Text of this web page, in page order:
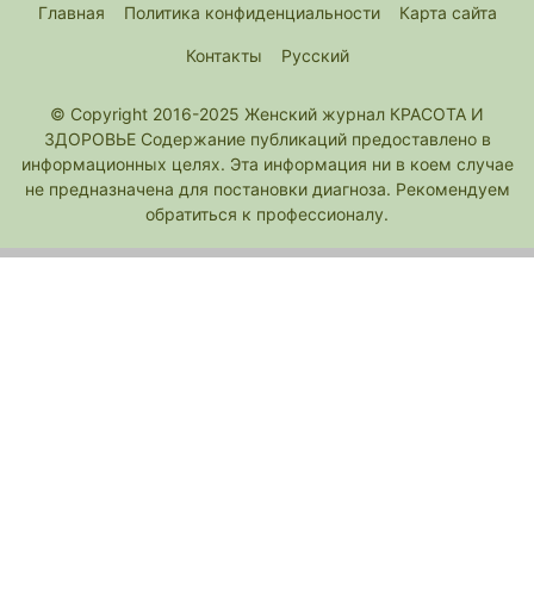
Главная Политика конфиденциальности Карта сайта
Контакты Русский
© Copyright 2016-2025 Женский журнал КРАСОТА И
ЗДОРОВЬЕ Содержание публикаций предоставлено в
информационных целях. Эта информация ни в коем случае
не предназначена для постановки диагноза. Рекомендуем
обратиться к профессионалу.